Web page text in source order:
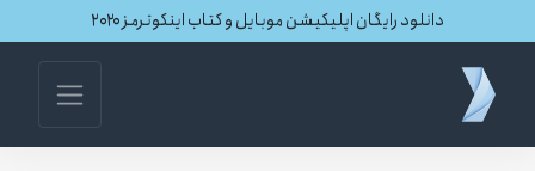
دانلود رایگان اپلیکیشن موبایل و کتاب اینکوترمز ۲۰۲۰